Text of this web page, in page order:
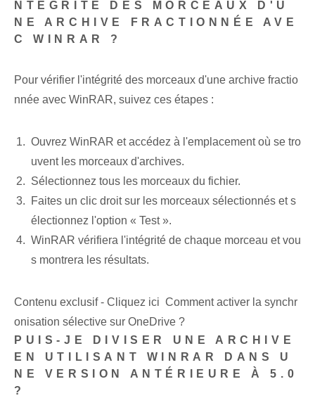
NTÉGRITÉ DES MORCEAUX D'U
NE ARCHIVE FRACTIONNÉE AVE
C WINRAR ?
Pour vérifier l'intégrité des morceaux d'une archive fractio
nnée avec WinRAR, suivez ces étapes :
Ouvrez WinRAR et accédez à l'emplacement où se tro
uvent les morceaux d'archives.
Sélectionnez tous les morceaux du fichier.
Faites un clic droit sur les morceaux sélectionnés et s
électionnez l'option « Test ».
WinRAR vérifiera l'intégrité de chaque morceau et vou
s montrera les résultats.
Contenu exclusif - Cliquez ici Comment activer la synchr
onisation sélective sur OneDrive ?
PUIS-JE DIVISER UNE ARCHIVE
EN UTILISANT WINRAR DANS U
NE VERSION ANTÉRIEURE À 5.0
?